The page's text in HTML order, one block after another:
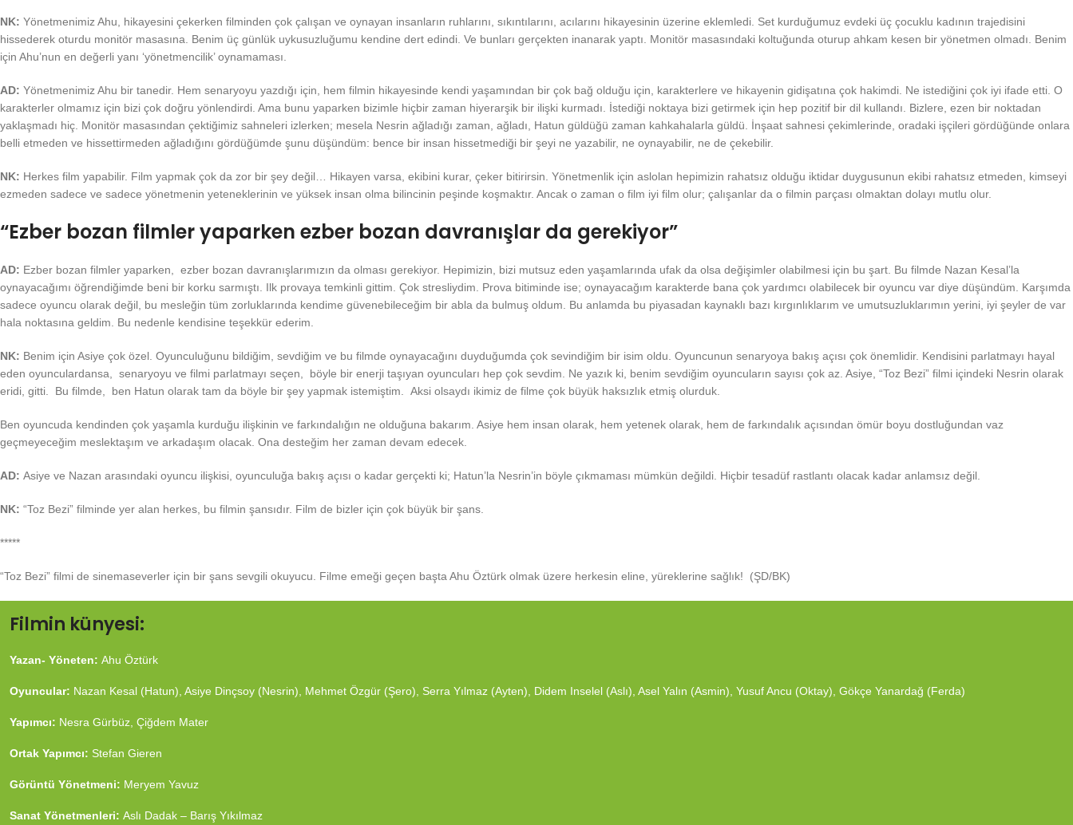
NK: Yönetmenimiz Ahu, hikayesini çekerken filminden çok çalışan ve oynayan insanların ruhlarını, sıkıntılarını, acılarını hikayesinin üzerine eklemledi. Set kurduğumuz evdeki üç çocuklu kadının trajedisini
hissederek oturdu monitör masasına. Benim üç günlük uykusuzluğumu kendine dert edindi. Ve bunları gerçekten inanarak yaptı. Monitör masasındaki koltuğunda oturup ahkam kesen bir yönetmen olmadı. Benim
için Ahu’nun en değerli yanı ‘yönetmencilik’ oynamaması.
AD: Yönetmenimiz Ahu bir tanedir. Hem senaryoyu yazdığı için, hem filmin hikayesinde kendi yaşamından bir çok bağ olduğu için, karakterlere ve hikayenin gidişatına çok hakimdi. Ne istediğini çok iyi ifade etti. O
karakterler olmamız için bizi çok doğru yönlendirdi. Ama bunu yaparken bizimle hiçbir zaman hiyerarşik bir ilişki kurmadı. İstediği noktaya bizi getirmek için hep pozitif bir dil kullandı. Bizlere, ezen bir noktadan
yaklaşmadı hiç. Monitör masasından çektiğimiz sahneleri izlerken; mesela Nesrin ağladığı zaman, ağladı, Hatun güldüğü zaman kahkahalarla güldü. İnşaat sahnesi çekimlerinde, oradaki işçileri gördüğünde onlara
belli etmeden ve hissettirmeden ağladığını gördüğümde şunu düşündüm: bence bir insan hissetmediği bir şeyi ne yazabilir, ne oynayabilir, ne de çekebilir.
NK: Herkes film yapabilir. Film yapmak çok da zor bir şey değil… Hikayen varsa, ekibini kurar, çeker bitirirsin. Yönetmenlik için aslolan hepimizin rahatsız olduğu iktidar duygusunun ekibi rahatsız etmeden, kimseyi
ezmeden sadece ve sadece yönetmenin yeteneklerinin ve yüksek insan olma bilincinin peşinde koşmaktır. Ancak o zaman o film iyi film olur; çalışanlar da o filmin parçası olmaktan dolayı mutlu olur.
“Ezber bozan filmler yaparken ezber bozan davranışlar da gerekiyor”
AD: Ezber bozan filmler yaparken, ezber bozan davranışlarımızın da olması gerekiyor. Hepimizin, bizi mutsuz eden yaşamlarında ufak da olsa değişimler olabilmesi için bu şart. Bu filmde Nazan Kesal’la
oynayacağımı öğrendiğimde beni bir korku sarmıştı. Ilk provaya temkinli gittim. Çok stresliydim. Prova bitiminde ise; oynayacağım karakterde bana çok yardımcı olabilecek bir oyuncu var diye düşündüm. Karşımda
sadece oyuncu olarak değil, bu mesleğin tüm zorluklarında kendime güvenebileceğim bir abla da bulmuş oldum. Bu anlamda bu piyasadan kaynaklı bazı kırgınlıklarım ve umutsuzluklarımın yerini, iyi şeyler de var
hala noktasına geldim. Bu nedenle kendisine teşekkür ederim.
NK: Benim için Asiye çok özel. Oyunculuğunu bildiğim, sevdiğim ve bu filmde oynayacağını duyduğumda çok sevindiğim bir isim oldu. Oyuncunun senaryoya bakış açısı çok önemlidir. Kendisini parlatmayı hayal
eden oyunculardansa, senaryoyu ve filmi parlatmayı seçen, böyle bir enerji taşıyan oyuncuları hep çok sevdim. Ne yazık ki, benim sevdiğim oyuncuların sayısı çok az. Asiye, “Toz Bezi” filmi içindeki Nesrin olarak
eridi, gitti. Bu filmde, ben Hatun olarak tam da böyle bir şey yapmak istemiştim. Aksi olsaydı ikimiz de filme çok büyük haksızlık etmiş olurduk.
Ben oyuncuda kendinden çok yaşamla kurduğu ilişkinin ve farkındalığın ne olduğuna bakarım. Asiye hem insan olarak, hem yetenek olarak, hem de farkındalık açısından ömür boyu dostluğundan vaz
geçmeyeceğim meslektaşım ve arkadaşım olacak. Ona desteğim her zaman devam edecek.
AD: Asiye ve Nazan arasındaki oyuncu ilişkisi, oyunculuğa bakış açısı o kadar gerçekti ki; Hatun’la Nesrin’in böyle çıkmaması mümkün değildi. Hiçbir tesadüf rastlantı olacak kadar anlamsız değil.
NK: “Toz Bezi” filminde yer alan herkes, bu filmin şansıdır. Film de bizler için çok büyük bir şans.
*****
“Toz Bezi” filmi de sinemaseverler için bir şans sevgili okuyucu. Filme emeği geçen başta Ahu Öztürk olmak üzere herkesin eline, yüreklerine sağlık! (ŞD/BK)
Filmin künyesi:
Yazan- Yöneten: Ahu Öztürk
Oyuncular: Nazan Kesal (Hatun), Asiye Dinçsoy (Nesrin), Mehmet Özgür (Şero), Serra Yılmaz (Ayten), Didem Inselel (Aslı), Asel Yalın (Asmin), Yusuf Ancu (Oktay), Gökçe Yanardağ (Ferda)
Yapımcı: Nesra Gürbüz, Çiğdem Mater
Ortak Yapımcı: Stefan Gieren
Görüntü Yönetmeni: Meryem Yavuz
Sanat Yönetmenleri: Aslı Dadak – Barış Yıkılmaz